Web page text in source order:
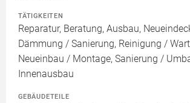
TÄTIGKEITEN
Reparatur, Beratung, Ausbau,
Dämmung / Sanierung, Reinigung /
Neueinbau / Montage, Sanierung /
Innenausbau
GEBÄUDETEILE